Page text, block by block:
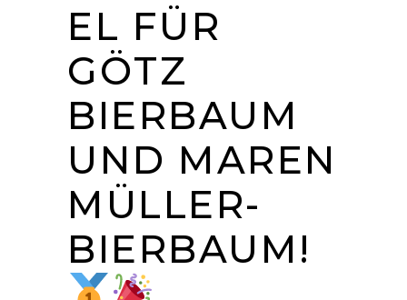
EL FÜR
GÖTZ
BIERBAUM
UND MAREN
MÜLLER-
BIERBAUM!